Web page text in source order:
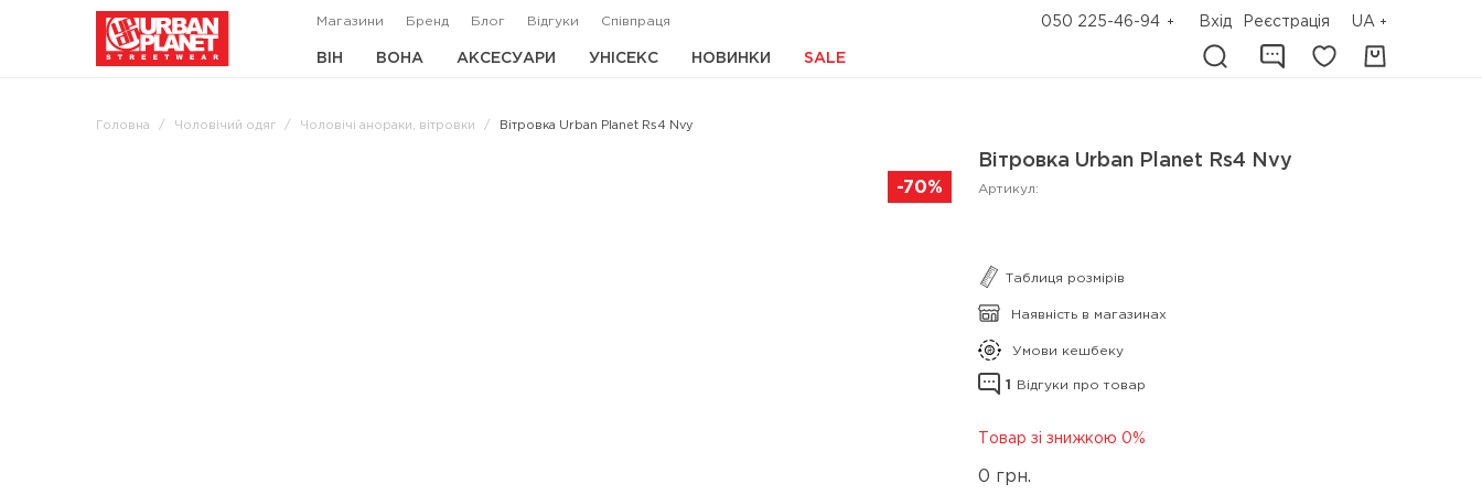
Магазини Бренд Блог Відгуки Співпраця 050 225-46-94 Вхід Реєстрація UA
ВІН ВОНА АКСЕСУАРИ УНІСЕКС НОВИНКИ SALE
Головна Чоловічий одяг Чоловічі анораки, вітровки Вітровка Urban Planet Rs4 Nvy
-70%
Вітровка Urban Planet Rs4 Nvy
Артикул:
Таблиця розмірів
Наявність в магазинах
Умови кешбеку
1 Відгуки про товар
Товар зі знижкою 0%
0 грн.